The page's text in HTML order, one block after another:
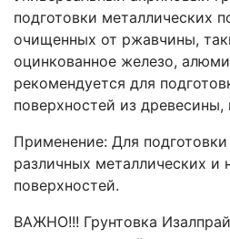
подготовки металлических
очищенных от ржавчины,
оцинкованное железо,
рекомендуется для
поверхностей из
Применение: Для подготовки
различных металлических и
поверхностей.
ВАЖНО!!! Грунтовка